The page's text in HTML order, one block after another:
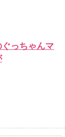
ぐっちゃんマ